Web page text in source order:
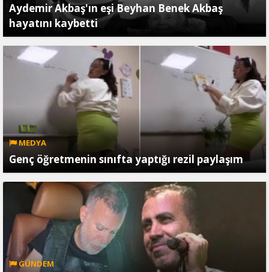
Aydemir Akbaş'ın eşi Beyhan Benek Akbaş
hayatını kaybetti
MEDYA
Genç öğretmenin sınıfta yaptığı rezil paylaşım
GÜNDEM